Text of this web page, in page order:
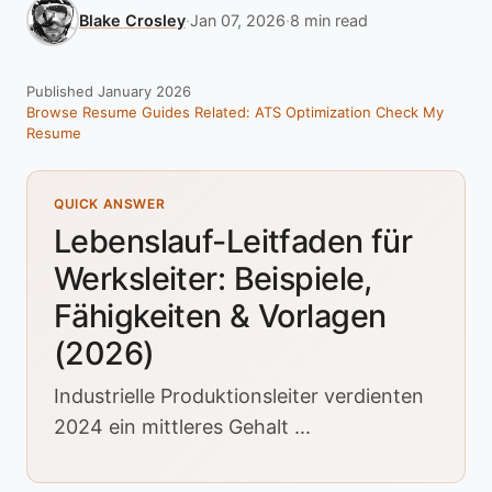
Blake Crosley·Jan 07, 2026·8 min read
Published January 2026
Browse Resume Guides Related: ATS Optimization Check My
Resume
QUICK ANSWER
Lebenslauf-Leitfaden für
Werksleiter: Beispiele,
Fähigkeiten & Vorlagen
(2026)
Industrielle Produktionsleiter verdienten
2024 ein mittleres Gehalt ...